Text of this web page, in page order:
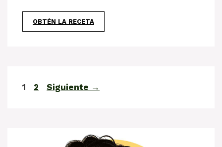
OBTÉN LA RECETA
Página
1 Página
2 Siguiente →